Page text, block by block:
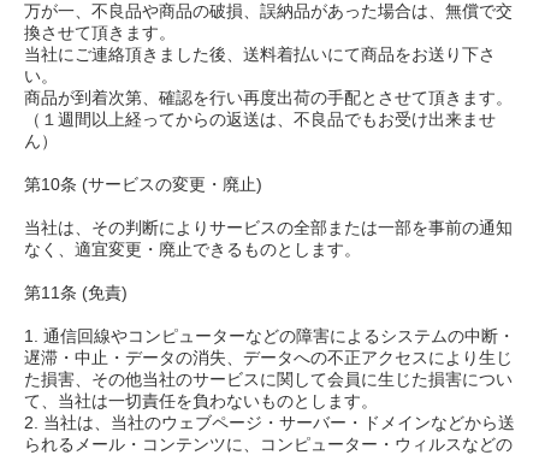
万が一、不良品や商品の破損、誤納品があった場合は、無償で交
換させて頂きます。
当社にご連絡頂きました後、送料着払いにて商品をお送り下さ
い。
商品が到着次第、確認を行い再度出荷の手配とさせて頂きます。
（１週間以上経ってからの返送は、不良品でもお受け出来ませ
ん）
第10条 (サービスの変更・廃止)
当社は、その判断によりサービスの全部または一部を事前の通知
なく、適宜変更・廃止できるものとします。
第11条 (免責)
1. 通信回線やコンピューターなどの障害によるシステムの中断・
遅滞・中止・データの消失、データへの不正アクセスにより生じ
た損害、その他当社のサービスに関して会員に生じた損害につい
て、当社は一切責任を負わないものとします。
2. 当社は、当社のウェブページ・サーバー・ドメインなどから送
られるメール・コンテンツに、コンピューター・ウィルスなどの